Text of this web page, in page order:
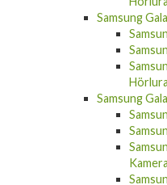
Samsung
Samsung